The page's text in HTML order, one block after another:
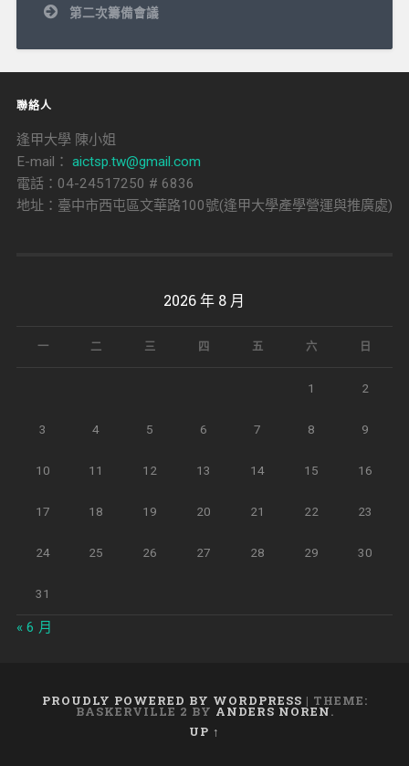
導
第二次籌備會議
聯絡人
逢甲大學 陳小姐
E-mail： aictsp.tw@gmail.com
電話：04-24517250 # 6836
地址：臺中市西屯區文華路100號(逢甲大學產學營運與推廣處)
2026 年 8 月
一 二 三 四 五 六 日
1 2
3 4 5 6 7 8 9
10 11 12 13 14 15 16
17 18 19 20 21 22 23
24 25 26 27 28 29 30
31
« 6 月
PROUDLY POWERED BY WORDPRESS | THEME:
BASKERVILLE 2 BY ANDERS NOREN.
UP ↑